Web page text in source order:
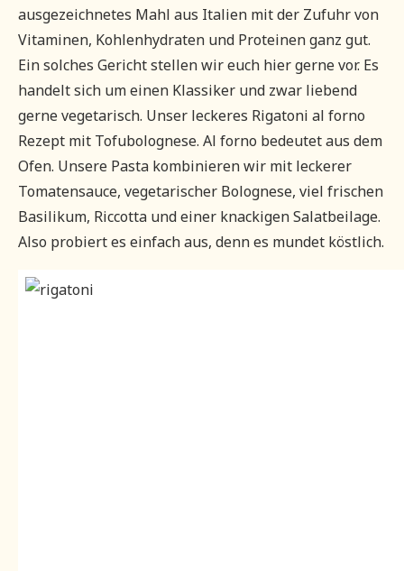
ausgezeichnetes Mahl aus Italien mit der Zufuhr von
Vitaminen, Kohlenhydraten und Proteinen ganz gut.
Ein solches Gericht stellen wir euch hier gerne vor. Es
handelt sich um einen Klassiker und zwar liebend
gerne vegetarisch. Unser leckeres Rigatoni al forno
Rezept mit Tofubolognese. Al forno bedeutet aus dem
Ofen. Unsere Pasta kombinieren wir mit leckerer
Tomatensauce, vegetarischer Bolognese, viel frischen
Basilikum, Riccotta und einer knackigen Salatbeilage.
Also probiert es einfach aus, denn es mundet köstlich.